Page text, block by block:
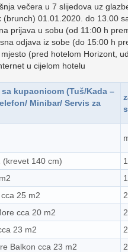
večera u 7 slijedova uz
01.01.2020. do 13.00
prijava u sobu (od 11:00 h
odjava iz sobe (do 15:00 h
(pred hotelom Horizont,
u cijelom hotelu
kupaonicom (Tuš/Kada –
Minibar/ Servis za
(krevet 140 cm) 1
1
25 m2
2
cca 20 m2
2
23 m2
2
Balkon cca 23 m2
2